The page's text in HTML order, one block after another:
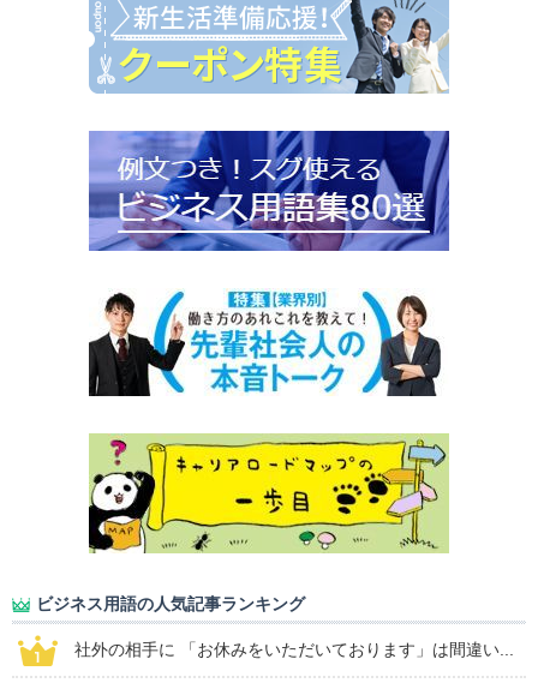
ビジネス用語の人気記事ランキング
社外の相手に 「お休みをいただいております」は間違い...